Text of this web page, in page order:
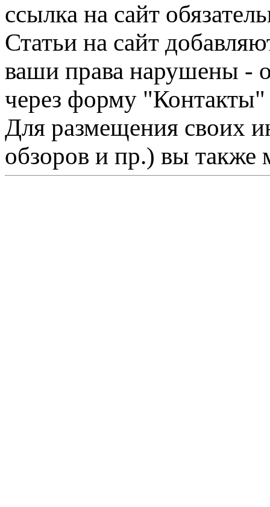
ссылка на сайт
Статьи на сайт
ваши права нарушены -
через форму "Контакты"
Для размещения своих
обзоров и пр.) вы также